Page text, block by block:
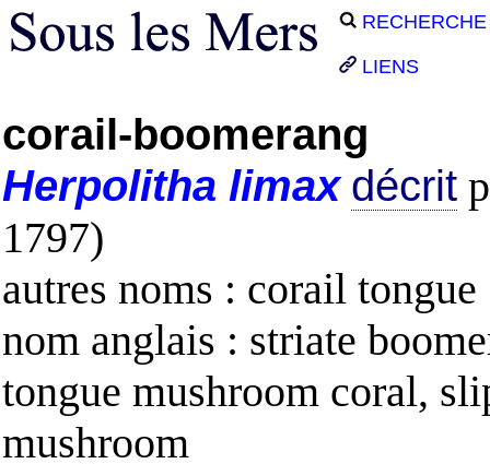
RECHERCHE
LIENS
corail-boomerang
Herpolitha limax décrit
1797)
autres noms : corail tongue
nom anglais : striate
tongue mushroom coral,
mushroom